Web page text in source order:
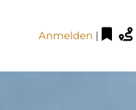
Anmelden |